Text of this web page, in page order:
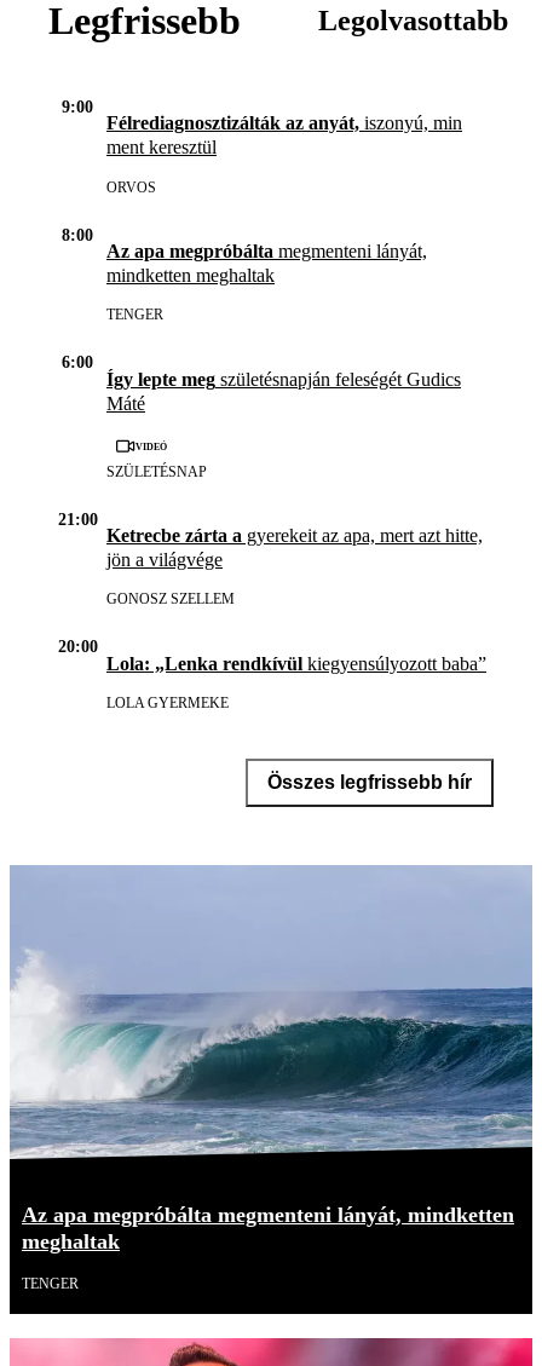
Legfrissebb Legolvasottabb
9:00
Félrediagnosztizálták az anyát, iszonyú, min
ment keresztül
ORVOS
8:00
Az apa megpróbálta megmenteni lányát,
mindketten meghaltak
TENGER
6:00
Így lepte meg születésnapján feleségét Gudics
Máté
Videó
SZÜLETÉSNAP
21:00
Ketrecbe zárta a gyerekeit az apa, mert azt hitte,
jön a világvége
GONOSZ SZELLEM
20:00
Lola: „Lenka rendkívül kiegyensúlyozott baba”
LOLA GYERMEKE
Összes legfrissebb hír
Az apa megpróbálta megmenteni lányát, mindketten
meghaltak
TENGER